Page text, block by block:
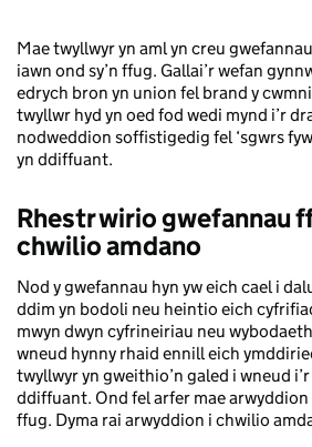
Mae twyllwyr yn aml yn creu
iawn ond sy’n ffug. Gallai’r wefan
edrych bron yn union fel brand y
twyllwr hyd yn oed fod wedi mynd i’r
nodweddion soffistigedig fel ‘sgwrs
yn ddiffuant.
Rhestr wirio gwefannau
chwilio amdano
Nod y gwefannau hyn yw eich cael i
ddim yn bodoli neu heintio eich
mwyn dwyn cyfrineiriau neu
wneud hynny rhaid ennill eich
twyllwyr yn gweithio’n galed i wneud
ddiffuant. Ond fel arfer mae arwyddion
ffug. Dyma rai arwyddion i chwilio